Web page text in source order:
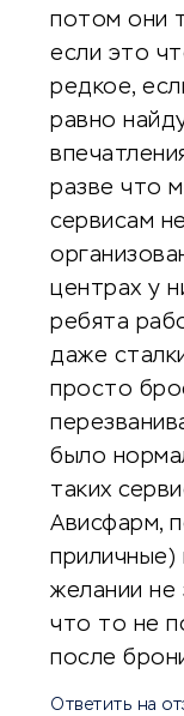
потом они
если это
редкое,
равно
разве что
сервисам
центрах у
ребята
даже
просто
было
таких
Ависфарм,
приличные)
желании не
что то не
после
Ответить на